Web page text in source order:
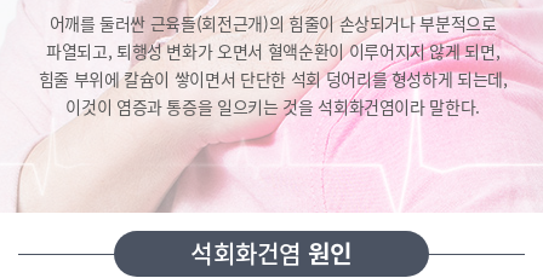
어깨를 둘러싼 근육들(회전근개)의 힘줄이 손상되거나부분적으로
파열되고, 퇴행성 변화가 오면서 혈액순환이 이루어지지 않게 되면,
힘줄 부위에 칼슘이 쌓이면서 단단한 석회 덩어리를 형성하게 되는데,
이것이 염증과 통증을 일으키는 것을 석회화건염이라 말한다.
석회화건염원인